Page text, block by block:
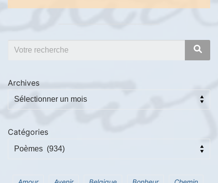
Archives
Catégories